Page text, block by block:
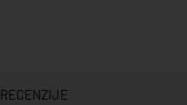
RECENZIJE